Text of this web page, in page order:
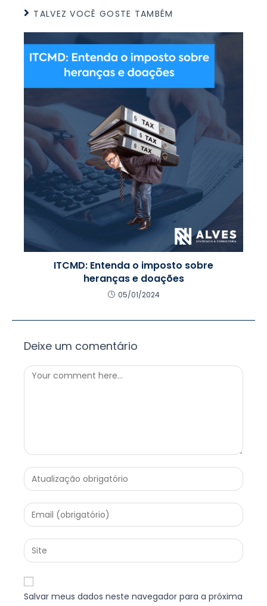
TALVEZ VOCÊ GOSTE TAMBÉM
ITCMD: Entenda o imposto sobre
heranças e doações
05/01/2024
Deixe um comentário
Salvar meus dados neste navegador para a próxima